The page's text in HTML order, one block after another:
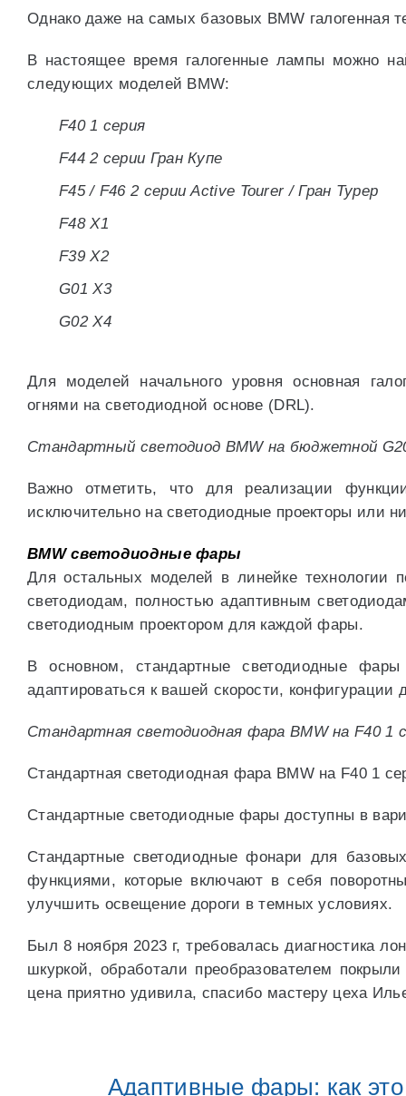
Однако даже на самых базовых BMW галогенная
В настоящее время галогенные лампы можно
следующих моделей BMW:
F40 1 серия
F44 2 серии Гран Купе
F45 / F46 2 серии Active Tourer / Гран Турер
F48 X1
F39 X2
G01 X3
G02 X4
Для моделей начального уровня основная
огнями на светодиодной основе (DRL).
Стандартный светодиод BMW на бюджетной
Важно отметить, что для реализации
исключительно на светодиодные проекторы или
BMW светодиодные фары
Для остальных моделей в линейке
светодиодам, полностью адаптивным
светодиодным проектором для каждой фары.
В основном, стандартные светодиодные
адаптироваться к вашей скорости,
Стандартная светодиодная фара BMW на F40 1
Стандартная светодиодная фара BMW на F40 1
Стандартные светодиодные фары доступны в
Стандартные светодиодные фонари для
функциями, которые включают в себя
улучшить освещение дороги в темных условиях.
Был 8 ноября 2023 г, требовалась диагностика
шкуркой, обработали преобразователем
цена приятно удивила, спасибо мастеру цеха
Адаптивные фары: как